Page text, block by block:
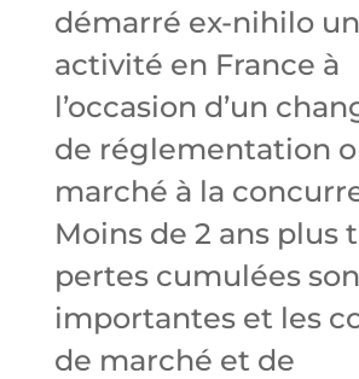
démarré ex-nihilo
activité en France à
l’occasion d’un
de réglementation
marché à la
Moins de 2 ans plus
pertes cumulées
importantes et les
de marché et de